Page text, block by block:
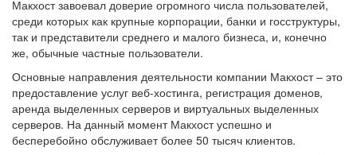
Макхост завоевал доверие огромного числа пользователей,
среди которых как крупные корпорации, банки и госструктуры,
так и представители среднего и малого бизнеса, и, конечно
же, обычные частные пользователи.
Основные направления деятельности компании Макхост – это
предоставление услуг веб-хостинга, регистрация доменов,
аренда выделенных серверов и виртуальных выделенных
серверов. На данный момент Макхост успешно и
бесперебойно обслуживает более 50 тысяч клиентов.